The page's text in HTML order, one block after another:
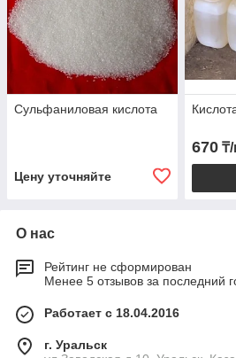
Сульфаниловая кислота
Цену уточняйте
670₸/
О нас
Рейтинг не сформирован
Менее 5 отзывов за последний
Работает с 18.04.2016
г. Уральск